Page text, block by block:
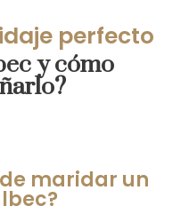
perfecto
y cómo
maridar un